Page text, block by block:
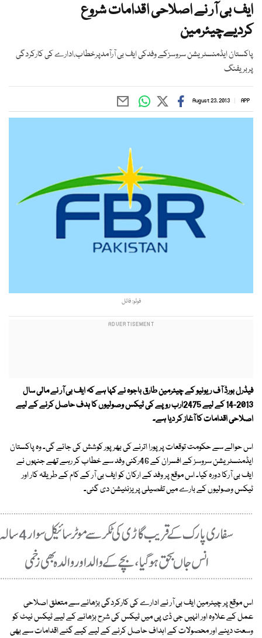
ایف بی آر نے اصلاحی اقدامات شروع
کردیےچیئرمین
پاکستان ایڈمنسٹریشن سروسزکے وفدکی ایف بی آرآمدپرخطاب،ادارے کی کارکردگی
پربریفنگ
APP
August 23, 2013
فوٹو: فائل
فیڈرل بورڈ آف ریونیو کے چیئرمین طارق باجوہ نے کہا ہے کہ ایف بی آر نے مالی سال
2013-14 کے لیے 2475ارب روپے کی ٹیکس وصولیوں کا ہدف حاصل کرنے کے لیے
اصلاحی اقدامات کا آغاز کر دیا ہے۔
اس حوالے سے حکومت توقعات پر پورا اترنے کی بھرپور کوشش کی جائے گی۔ وہ پاکستان
ایڈمنسٹریشن سروسز کے افسران کے 46رکنی وفد سے خطاب کر رہے تھے جنہوں نے
ایف بی آرکا دورہ کیا۔ اس موقع پر وفد کے ارکان کو ایف بی آر کے کام کے طریقہ کار اور
ٹیکس وصولیوں کے بارے میں تفصیلی پریزنٹیشن دی گئی۔
اس موقع پر چیئرمین ایف بی آر نے ادارے کی کارکردگی بڑھانے سے متعلق اصلاحی
عمل کے علاوہ اور انہیں جی ڈی پی میں ٹیکس کی شرح بڑھانے کے لیے ٹیکس نیٹ کو
وسعت دینے اور محصولات کے اہداف حاصل کرنے کے لیے کیے گئے اقدامات سے بھی